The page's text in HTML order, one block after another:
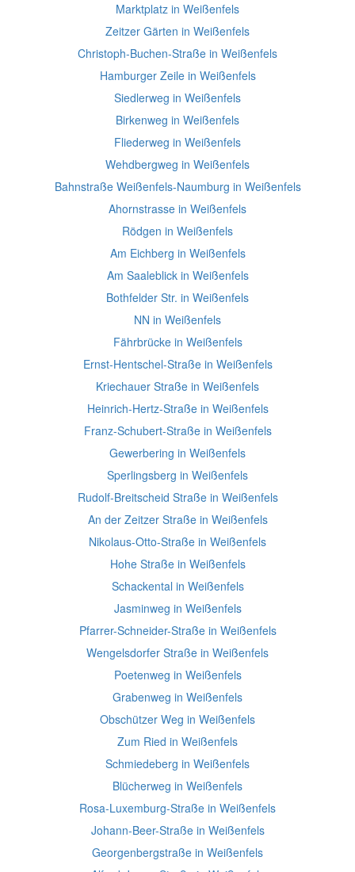
Marktplatz in Weißenfels
Zeitzer Gärten in Weißenfels
Christoph-Buchen-Straße in Weißenfels
Hamburger Zeile in Weißenfels
Siedlerweg in Weißenfels
Birkenweg in Weißenfels
Fliederweg in Weißenfels
Wehdbergweg in Weißenfels
Bahnstraße Weißenfels-Naumburg in Weißenfels
Ahornstrasse in Weißenfels
Rödgen in Weißenfels
Am Eichberg in Weißenfels
Am Saaleblick in Weißenfels
Bothfelder Str. in Weißenfels
NN in Weißenfels
Fährbrücke in Weißenfels
Ernst-Hentschel-Straße in Weißenfels
Kriechauer Straße in Weißenfels
Heinrich-Hertz-Straße in Weißenfels
Franz-Schubert-Straße in Weißenfels
Gewerbering in Weißenfels
Sperlingsberg in Weißenfels
Rudolf-Breitscheid Straße in Weißenfels
An der Zeitzer Straße in Weißenfels
Nikolaus-Otto-Straße in Weißenfels
Hohe Straße in Weißenfels
Schackental in Weißenfels
Jasminweg in Weißenfels
Pfarrer-Schneider-Straße in Weißenfels
Wengelsdorfer Straße in Weißenfels
Poetenweg in Weißenfels
Grabenweg in Weißenfels
Obschützer Weg in Weißenfels
Zum Ried in Weißenfels
Schmiedeberg in Weißenfels
Blücherweg in Weißenfels
Rosa-Luxemburg-Straße in Weißenfels
Johann-Beer-Straße in Weißenfels
Georgenbergstraße in Weißenfels